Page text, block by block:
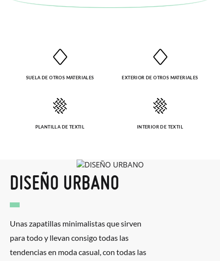
SUELA DE OTROS MATERIALES EXTERIOR DE OTROS MATERIALES
PLANTILLA DE TEXTIL INTERIOR DE TEXTIL
DISEÑO URBANO
Unas zapatillas minimalistas que sirven
para todo y llevan consigo todas las
tendencias en moda casual, con todas las